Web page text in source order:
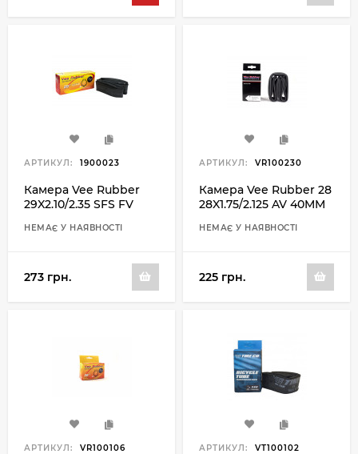
АРТИКУЛ: 1900023
Камера Vee Rubber
29X2.10/2.35 SFS FV
НЕМАЄ У НАЯВНОСТІ
273 грн.
АРТИКУЛ: VR100230
Камера Vee Rubber 28
28X1.75/2.125 AV 40MM
НЕМАЄ У НАЯВНОСТІ
225 грн.
АРТИКУЛ: VR100106 АРТИКУЛ: VT100102